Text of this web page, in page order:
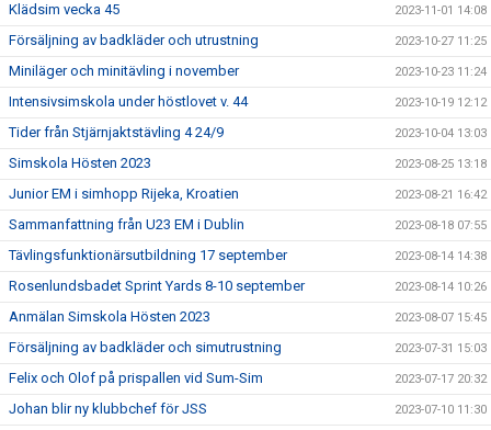
Klädsim vecka 45 2023-11-01 14:08
Försäljning av badkläder och utrustning 2023-10-27 11:25
Miniläger och minitävling i november 2023-10-23 11:24
Intensivsimskola under höstlovet v. 44 2023-10-19 12:12
Tider från Stjärnjaktstävling 4 24/9 2023-10-04 13:03
Simskola Hösten 2023 2023-08-25 13:18
Junior EM i simhopp Rijeka, Kroatien 2023-08-21 16:42
Sammanfattning från U23 EM i Dublin 2023-08-18 07:55
Tävlingsfunktionärsutbildning 17 september 2023-08-14 14:38
Rosenlundsbadet Sprint Yards 8-10 september 2023-08-14 10:26
Anmälan Simskola Hösten 2023 2023-08-07 15:45
Försäljning av badkläder och simutrustning 2023-07-31 15:03
Felix och Olof på prispallen vid Sum-Sim 2023-07-17 20:32
Johan blir ny klubbchef för JSS 2023-07-10 11:30